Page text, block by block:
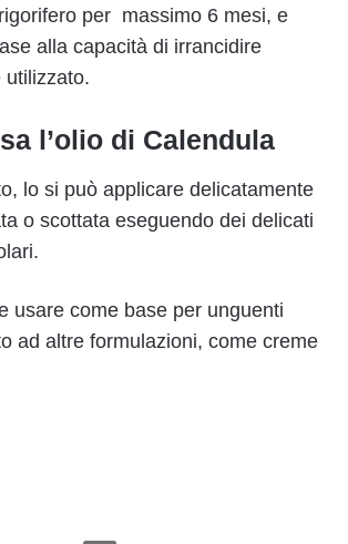
per massimo 6 mesi, e
alla capacità di irrancidire
utilizzato.
l’olio di Calendula
lo si può applicare delicatamente
o scottata eseguendo dei delicati
usare come base per unguenti
ad altre formulazioni, come creme